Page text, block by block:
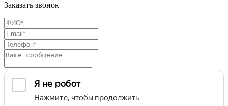
Заказать звонок